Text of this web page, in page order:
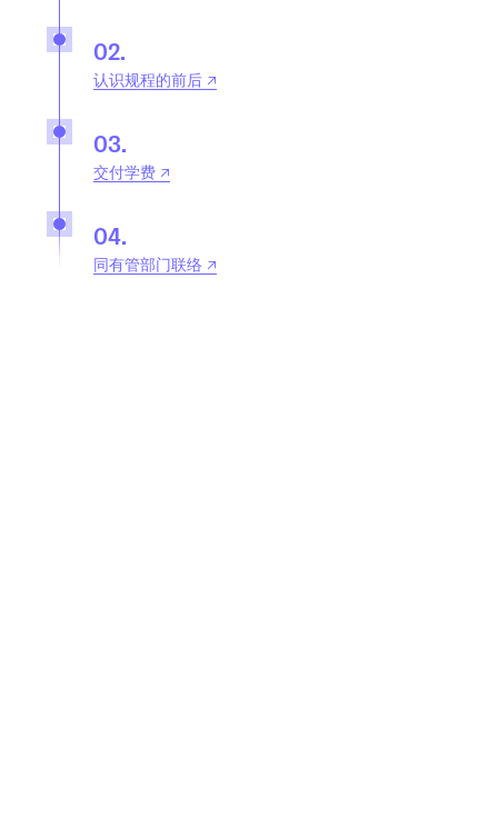
认识规程的前后 ↗
交付学费 ↗
同有管部门联络 ↗